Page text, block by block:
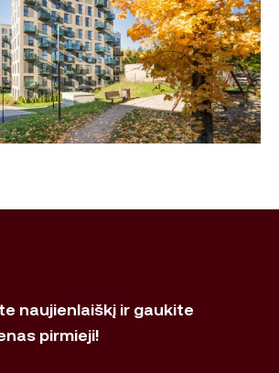
naujienlaiškį ir gaukite
pirmieji!